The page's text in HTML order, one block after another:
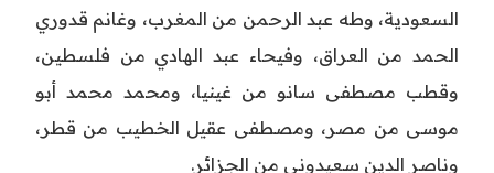
السعودية، وطه عبد الرحمن من المغرب، وغانم قدوري
الحمد من العراق، وفيحاء عبد الهادي من فلسطين،
وقطب مصطفى سانو من غينيا، ومحمد محمد أبو
موسى من مصر، ومصطفى عقيل الخطيب من قطر،
وناصر الدين سعيدوني من الجزائر.